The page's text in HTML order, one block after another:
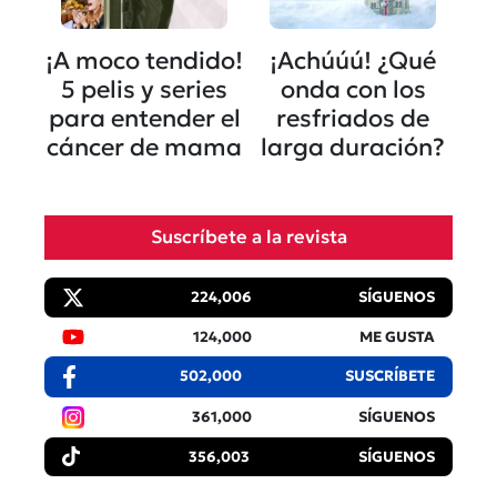
¡A moco tendido!
5 pelis y series
para entender el
cáncer de mama
¡Achúúú! ¿Qué
onda con los
resfriados de
larga duración?
Suscríbete a la revista
224,006 SÍGUENOS
124,000 ME GUSTA
502,000 SUSCRÍBETE
361,000 SÍGUENOS
356,003 SÍGUENOS